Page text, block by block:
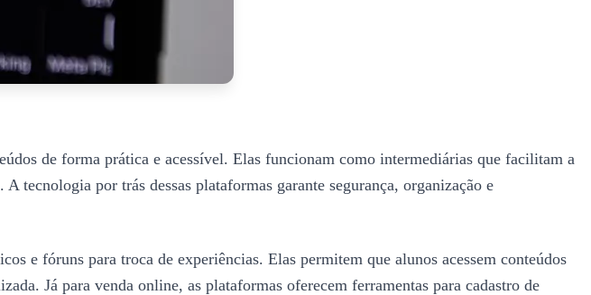
de forma prática e acessível. Elas funcionam como intermediárias que facilitam a
tecnologia por trás dessas plataformas garante segurança, organização e
e fóruns para troca de experiências. Elas permitem que alunos acessem conteúdos
Já para venda online, as plataformas oferecem ferramentas para cadastro de